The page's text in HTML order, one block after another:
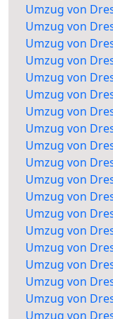
Umzug von
Umzug von
Umzug von
Umzug von
Umzug von
Umzug von
Umzug von
Umzug von
Umzug von
Umzug von
Umzug von
Umzug von
Umzug von
Umzug von
Umzug von
Umzug von
Umzug von
Umzug von
Umzug von